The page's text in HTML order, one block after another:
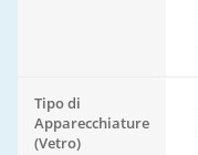
Tipo di
Apparecchiature
(Vetro)